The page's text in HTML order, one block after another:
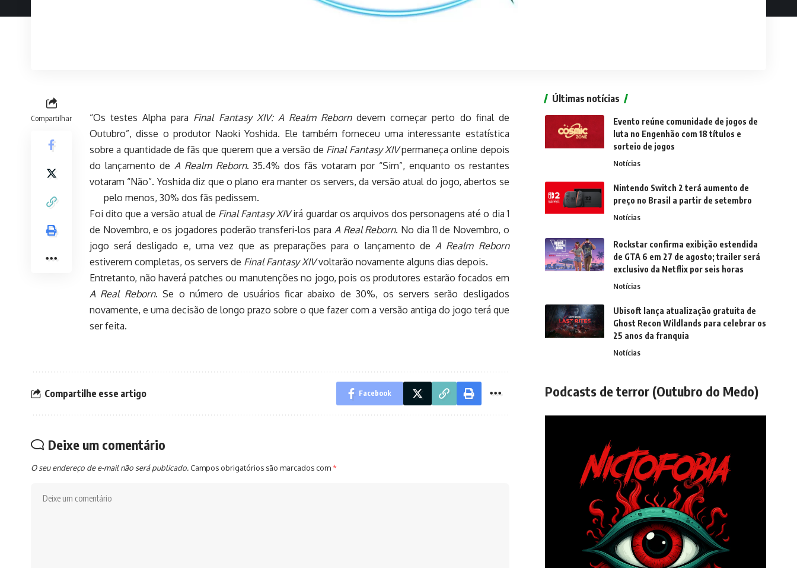
Compartilhar “Os testes Alpha para Final Fantasy XIV: A Realm Reborndevem começar perto do final de
Outubro”, disse o produtor Naoki Yoshida. Ele também forneceu uma interessante estatística
sobre a quantidade de fãs que querem que a versão de Final Fantasy XIVpermaneça online depois
do lançamento de A Realm Reborn. 35.4% dos fãs votaram por “Sim”, enquanto os restantes
votaram “Não”. Yoshida diz que o plano era manter os servers, da versão atual do jogo, abertos se
pelo menos, 30% dos fãs pedissem.
Foi dito que a versão atual de Final Fantasy XIVirá guardar os arquivos dos personagens até o dia 1
de Novembro, e os jogadores poderão transferi-los para A Real Reborn. No dia 11 de Novembro, o
jogo será desligado e, uma vez que as preparações para o lançamento deA Realm Reborn
estiverem completas, os servers de Final Fantasy XIVvoltarão novamente alguns dias depois.
Entretanto, não haverá patches ou manutenções no jogo, pois os produtores estarão focados em
A Real Reborn. Se o número de usuários ficar abaixo de 30%, os servers serão desligados
novamente, e uma decisão de longo prazo sobre o que fazer com a versão antiga do jogo terá que
ser feita.
Compartilhe esse artigo Facebook
Deixe um comentário
O seu endereço de e-mail não será publicado. Campos obrigatórios são marcados com*
Últimas notícias
Evento reúne comunidade de jogos de
luta no Engenhão com 18 títulos e
sorteio de jogos
Notícias
Nintendo Switch 2 terá aumento de
preço no Brasil a partir de setembro
Notícias
Rockstar confirma exibição estendida
de GTA 6 em 27 de agosto; trailer será
exclusivo da Netflix por seis horas
Notícias
Ubisoft lança atualização gratuita de
Ghost Recon Wildlands para celebrar os
25 anos da franquia
Notícias
Podcasts de terror (Outubro do Medo)